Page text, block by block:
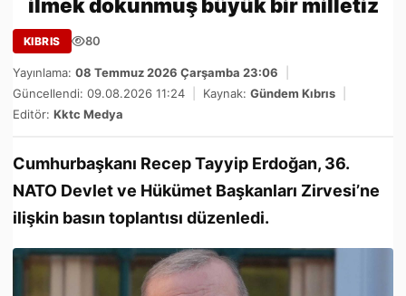
KIBRIS 80
Yayınlama: 08 Temmuz 2026 Çarşamba 23:06
Güncellendi: 09.08.2026 11:24
Kaynak: Gündem Kıbrıs
Editör: Kktc Medya
Cumhurbaşkanı Recep Tayyip Erdoğan, 36.
NATO Devlet ve Hükümet Başkanları Zirvesi’ne
ilişkin basın toplantısı düzenledi.